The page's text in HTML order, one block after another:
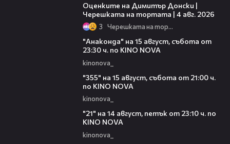
Оценките на Димитър Донски |
Черешката на тортата | 4 авг. 2026
3 Черешката на тортата
"Анаконда" на 15 август, събота от
23:30 ч. по KINO NOVA
kinonova_
"355" на 15 август, събота от 21:00 ч.
по KINO NOVA
kinonova_
"21" на 14 август, петък от 23:10 ч. по
KINO NOVA
kinonova_